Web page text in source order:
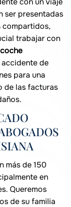
ser presentadas
compartidos,
trabajar con
de
para una
de las facturas
más de 150
en
Queremos
de su familia